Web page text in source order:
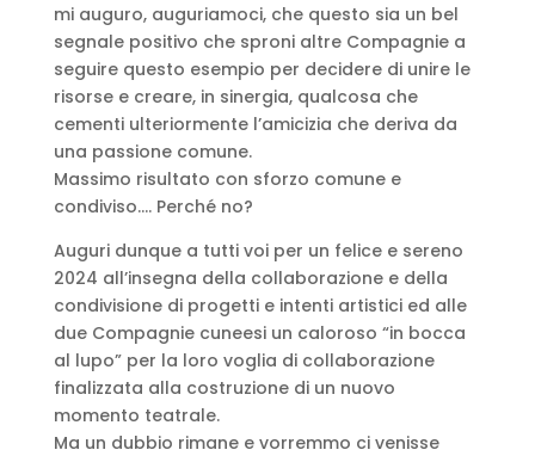
mi auguro, auguriamoci, che questo sia un bel
segnale positivo che sproni altre Compagnie a
seguire questo esempio per decidere di unire le
risorse e creare, in sinergia, qualcosa che
cementi ulteriormente l’amicizia che deriva da
una passione comune.
Massimo risultato con sforzo comune e
condiviso…. Perché no?
Auguri dunque a tutti voi per un felice e sereno
2024 all’insegna della collaborazione e della
condivisione di progetti e intenti artistici ed alle
due Compagnie cuneesi un caloroso “in bocca
al lupo” per la loro voglia di collaborazione
finalizzata alla costruzione di un nuovo
momento teatrale.
Ma un dubbio rimane e vorremmo ci venisse